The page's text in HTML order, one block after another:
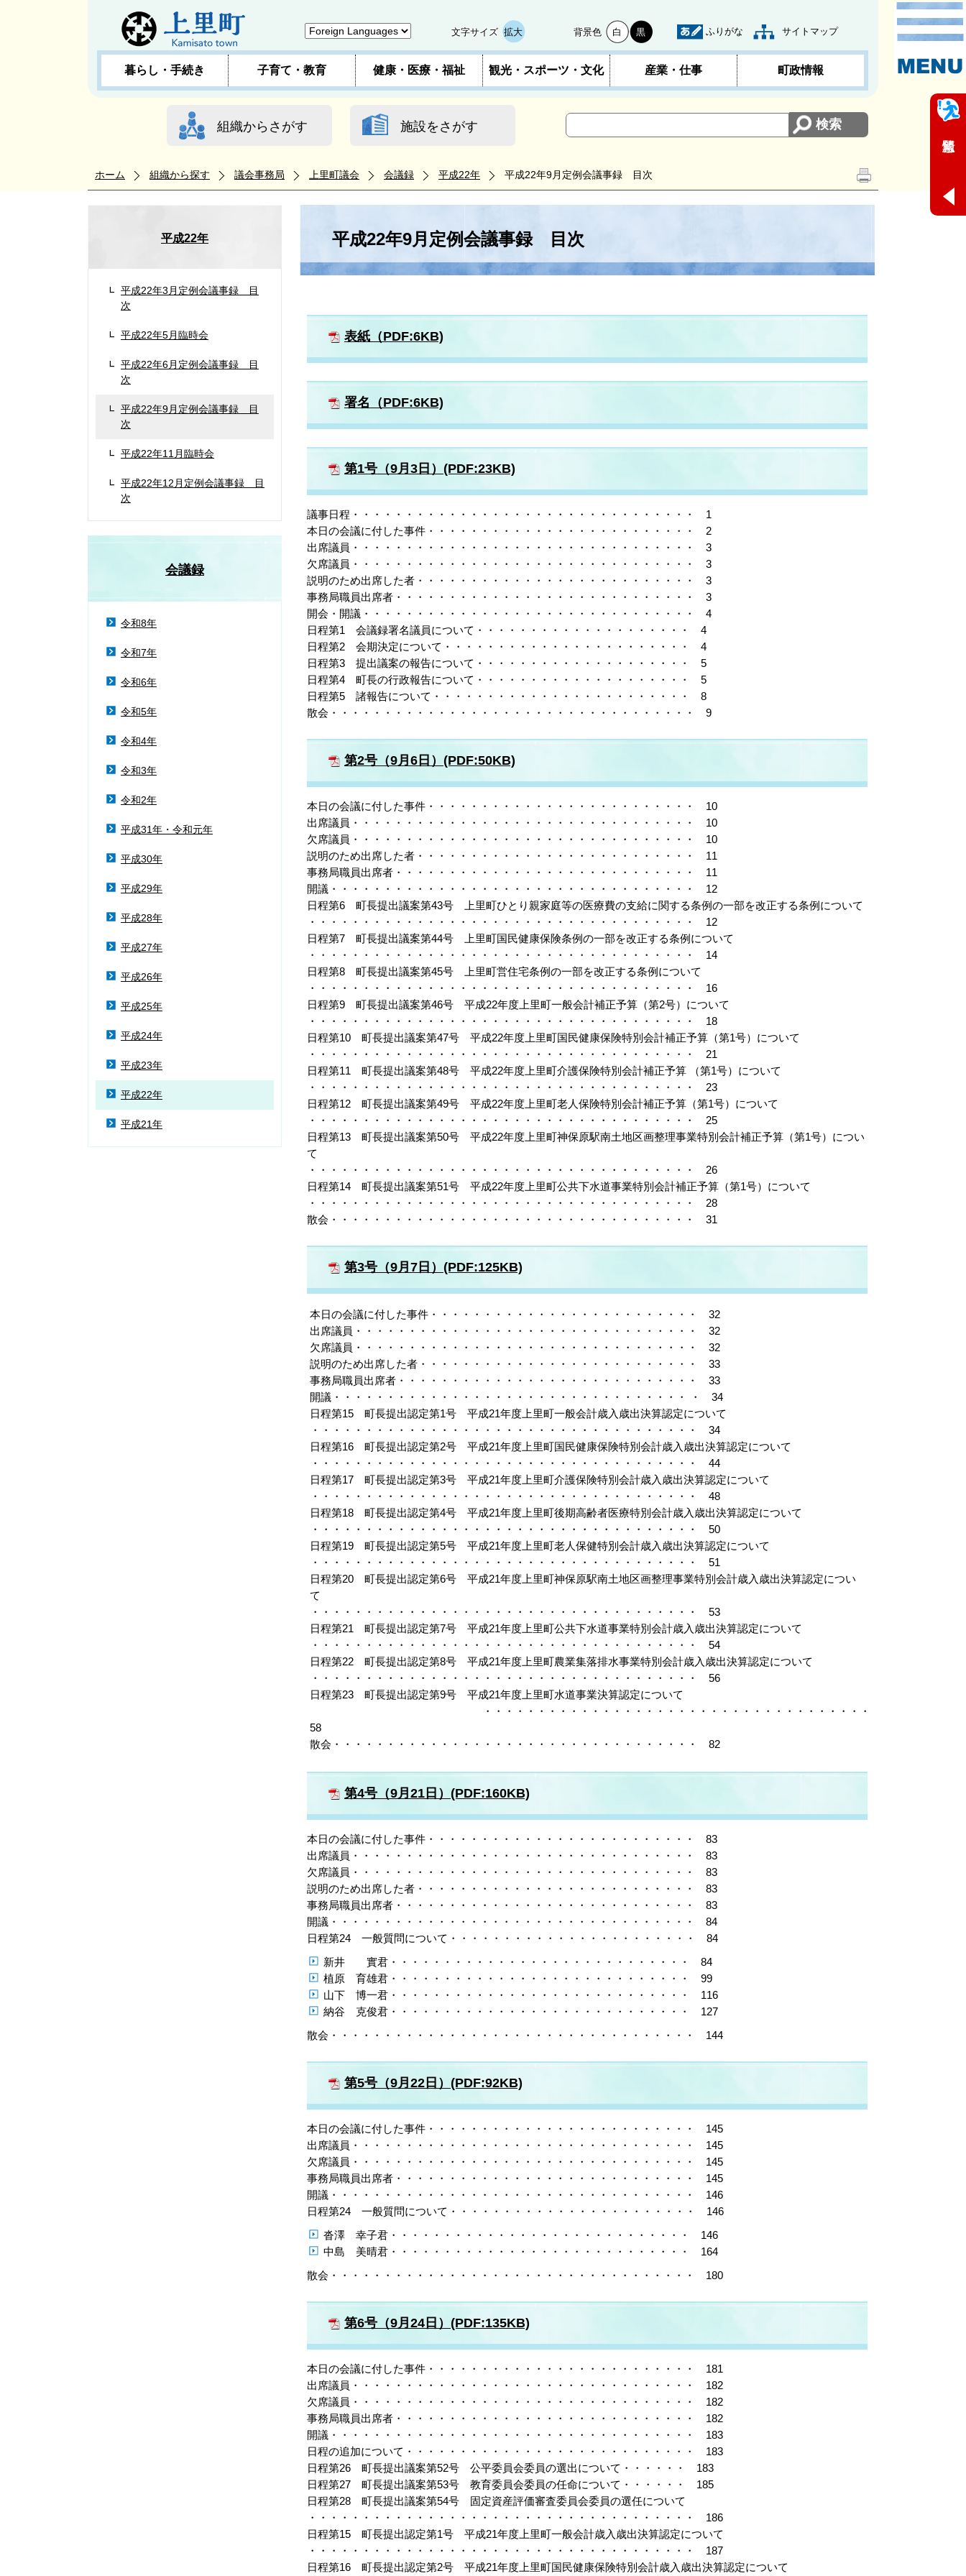
文字サイズ 拡大 背景色 白 黒 ふりがな サイトマップ
暮らし・手続き 子育て・教育 健康・医療・福祉 観光・スポーツ・文化 産業・仕事 町政情報
組織からさがす 施設をさがす
ホーム 組織から探す 議会事務局 上里町議会 会議録 平成22年 平成22年9月定例会議事録 目次
平成22年
平成22年3月定例会議事録 目
次
平成22年5月臨時会
平成22年6月定例会議事録 目
次
平成22年9月定例会議事録 目
次
平成22年11月臨時会
平成22年12月定例会議事録 目
次
会議録
令和8年
令和7年
令和6年
令和5年
令和4年
令和3年
令和2年
平成31年・令和元年
平成30年
平成29年
平成28年
平成27年
平成26年
平成25年
平成24年
平成23年
平成22年
平成21年
平成22年9月定例会議事録 目次
表紙（PDF:6KB)
署名（PDF:6KB)
第1号（9月3日）(PDF:23KB)
議事日程・・・・・・・・・・・・・・・・・・・・・・・・・・・・・・・・ 1
本日の会議に付した事件・・・・・・・・・・・・・・・・・・・・・・・・・ 2
出席議員・・・・・・・・・・・・・・・・・・・・・・・・・・・・・・・・ 3
欠席議員・・・・・・・・・・・・・・・・・・・・・・・・・・・・・・・・ 3
説明のため出席した者・・・・・・・・・・・・・・・・・・・・・・・・・・ 3
事務局職員出席者・・・・・・・・・・・・・・・・・・・・・・・・・・・・ 3
開会・開議・・・・・・・・・・・・・・・・・・・・・・・・・・・・・・・ 4
日程第1 会議録署名議員について・・・・・・・・・・・・・・・・・・・・ 4
日程第2 会期決定について・・・・・・・・・・・・・・・・・・・・・・・ 4
日程第3 提出議案の報告について・・・・・・・・・・・・・・・・・・・・ 5
日程第4 町長の行政報告について・・・・・・・・・・・・・・・・・・・・ 5
日程第5 諸報告について・・・・・・・・・・・・・・・・・・・・・・・・ 8
散会・・・・・・・・・・・・・・・・・・・・・・・・・・・・・・・・・・ 9
第2号（9月6日）(PDF:50KB)
本日の会議に付した事件・・・・・・・・・・・・・・・・・・・・・・・・・ 10
出席議員・・・・・・・・・・・・・・・・・・・・・・・・・・・・・・・・ 10
欠席議員・・・・・・・・・・・・・・・・・・・・・・・・・・・・・・・・ 10
説明のため出席した者・・・・・・・・・・・・・・・・・・・・・・・・・・ 11
事務局職員出席者・・・・・・・・・・・・・・・・・・・・・・・・・・・・ 11
開議・・・・・・・・・・・・・・・・・・・・・・・・・・・・・・・・・・ 12
日程第6 町長提出議案第43号 上里町ひとり親家庭等の医療費の支給に関する条例の一部を改正する条例について
・・・・・・・・・・・・・・・・・・・・・・・・・・・・・・・・・・・・ 12
日程第7 町長提出議案第44号 上里町国民健康保険条例の一部を改正する条例について
・・・・・・・・・・・・・・・・・・・・・・・・・・・・・・・・・・・・ 14
日程第8 町長提出議案第45号 上里町営住宅条例の一部を改正する条例について
・・・・・・・・・・・・・・・・・・・・・・・・・・・・・・・・・・・・ 16
日程第9 町長提出議案第46号 平成22年度上里町一般会計補正予算（第2号）について
・・・・・・・・・・・・・・・・・・・・・・・・・・・・・・・・・・・・ 18
日程第10 町長提出議案第47号 平成22年度上里町国民健康保険特別会計補正予算（第1号）について
・・・・・・・・・・・・・・・・・・・・・・・・・・・・・・・・・・・・ 21
日程第11 町長提出議案第48号 平成22年度上里町介護保険特別会計補正予算 （第1号）について
・・・・・・・・・・・・・・・・・・・・・・・・・・・・・・・・・・・・ 23
日程第12 町長提出議案第49号 平成22年度上里町老人保険特別会計補正予算（第1号）について
・・・・・・・・・・・・・・・・・・・・・・・・・・・・・・・・・・・・ 25
日程第13 町長提出議案第50号 平成22年度上里町神保原駅南土地区画整理事業特別会計補正予算（第1号）につい
て
・・・・・・・・・・・・・・・・・・・・・・・・・・・・・・・・・・・・ 26
日程第14 町長提出議案第51号 平成22年度上里町公共下水道事業特別会計補正予算（第1号）について
・・・・・・・・・・・・・・・・・・・・・・・・・・・・・・・・・・・・ 28
散会・・・・・・・・・・・・・・・・・・・・・・・・・・・・・・・・・・ 31
第3号（9月7日）(PDF:125KB)
本日の会議に付した事件・・・・・・・・・・・・・・・・・・・・・・・・・ 32
出席議員・・・・・・・・・・・・・・・・・・・・・・・・・・・・・・・・ 32
欠席議員・・・・・・・・・・・・・・・・・・・・・・・・・・・・・・・・ 32
説明のため出席した者・・・・・・・・・・・・・・・・・・・・・・・・・・ 33
事務局職員出席者・・・・・・・・・・・・・・・・・・・・・・・・・・・・ 33
開議・・・・・・・・・・・・・・・・・・・・・・・・・・・・・・・・・ ・ 34
日程第15 町長提出認定第1号 平成21年度上里町一般会計歳入歳出決算認定について
・・・・・・・・・・・・・・・・・・・・・・・・・・・・・・・・・・・・ 34
日程第16 町長提出認定第2号 平成21年度上里町国民健康保険特別会計歳入歳出決算認定について
・・・・・・・・・・・・・・・・・・・・・・・・・・・・・・・・・・・・ 44
日程第17 町長提出認定第3号 平成21年度上里町介護保険特別会計歳入歳出決算認定について
・・・・・・・・・・・・・・・・・・・・・・・・・・・・・・・・・・・・ 48
日程第18 町長提出認定第4号 平成21年度上里町後期高齢者医療特別会計歳入歳出決算認定について
・・・・・・・・・・・・・・・・・・・・・・・・・・・・・・・・・・・・ 50
日程第19 町長提出認定第5号 平成21年度上里町老人保健特別会計歳入歳出決算認定について
・・・・・・・・・・・・・・・・・・・・・・・・・・・・・・・・・・・・ 51
日程第20 町長提出認定第6号 平成21年度上里町神保原駅南土地区画整理事業特別会計歳入歳出決算認定につい
て
・・・・・・・・・・・・・・・・・・・・・・・・・・・・・・・・・・・・ 53
日程第21 町長提出認定第7号 平成21年度上里町公共下水道事業特別会計歳入歳出決算認定について
・・・・・・・・・・・・・・・・・・・・・・・・・・・・・・・・・・・・ 54
日程第22 町長提出認定第8号 平成21年度上里町農業集落排水事業特別会計歳入歳出決算認定について
・・・・・・・・・・・・・・・・・・・・・・・・・・・・・・・・・・・・ 56
日程第23 町長提出認定第9号 平成21年度上里町水道事業決算認定について
・・・・・・・・・・・・・・・・・・・・・・・・・・・・・・・・・・・・
58
散会・・・・・・・・・・・・・・・・・・・・・・・・・・・・・・・・・・ 82
第4号（9月21日）(PDF:160KB)
本日の会議に付した事件・・・・・・・・・・・・・・・・・・・・・・・・・ 83
出席議員・・・・・・・・・・・・・・・・・・・・・・・・・・・・・・・・ 83
欠席議員・・・・・・・・・・・・・・・・・・・・・・・・・・・・・・・・ 83
説明のため出席した者・・・・・・・・・・・・・・・・・・・・・・・・・・ 83
事務局職員出席者・・・・・・・・・・・・・・・・・・・・・・・・・・・・ 83
開議・・・・・・・・・・・・・・・・・・・・・・・・・・・・・・・・・・ 84
日程第24 一般質問について・・・・・・・・・・・・・・・・・・・・・・・ 84
新井 實君・・・・・・・・・・・・・・・・・・・・・・・・・・・・ 84
植原 育雄君・・・・・・・・・・・・・・・・・・・・・・・・・・・・ 99
山下 博一君・・・・・・・・・・・・・・・・・・・・・・・・・・・・ 116
納谷 克俊君・・・・・・・・・・・・・・・・・・・・・・・・・・・・ 127
散会・・・・・・・・・・・・・・・・・・・・・・・・・・・・・・・・・・ 144
第5号（9月22日）(PDF:92KB)
本日の会議に付した事件・・・・・・・・・・・・・・・・・・・・・・・・・ 145
出席議員・・・・・・・・・・・・・・・・・・・・・・・・・・・・・・・・ 145
欠席議員・・・・・・・・・・・・・・・・・・・・・・・・・・・・・・・・ 145
事務局職員出席者・・・・・・・・・・・・・・・・・・・・・・・・・・・・ 145
開議・・・・・・・・・・・・・・・・・・・・・・・・・・・・・・・・・・ 146
日程第24 一般質問について・・・・・・・・・・・・・・・・・・・・・・・ 146
沓澤 幸子君・・・・・・・・・・・・・・・・・・・・・・・・・・・・ 146
中島 美晴君・・・・・・・・・・・・・・・・・・・・・・・・・・・・ 164
散会・・・・・・・・・・・・・・・・・・・・・・・・・・・・・・・・・・ 180
第6号（9月24日）(PDF:135KB)
本日の会議に付した事件・・・・・・・・・・・・・・・・・・・・・・・・・ 181
出席議員・・・・・・・・・・・・・・・・・・・・・・・・・・・・・・・・ 182
欠席議員・・・・・・・・・・・・・・・・・・・・・・・・・・・・・・・・ 182
事務局職員出席者・・・・・・・・・・・・・・・・・・・・・・・・・・・・ 182
開議・・・・・・・・・・・・・・・・・・・・・・・・・・・・・・・・・・ 183
日程の追加について・・・・・・・・・・・・・・・・・・・・・・・・・・・ 183
日程第26 町長提出議案第52号 公平委員会委員の選出について・・・・・・ 183
日程第27 町長提出議案第53号 教育委員会委員の任命について・・・・・・ 185
日程第28 町長提出議案第54号 固定資産評価審査委員会委員の選任について
・・・・・・・・・・・・・・・・・・・・・・・・・・・・・・・・・・・・ 186
日程第15 町長提出認定第1号 平成21年度上里町一般会計歳入歳出決算認定について
・・・・・・・・・・・・・・・・・・・・・・・・・・・・・・・・・・・・ 187
日程第16 町長提出認定第2号 平成21年度上里町国民健康保険特別会計歳入歳出決算認定について